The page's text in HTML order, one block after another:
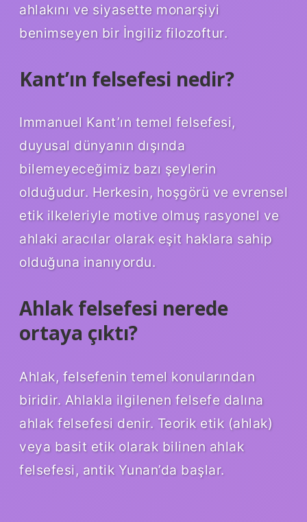
ahlakını ve siyasette monarşiyi
benimseyen bir İngiliz filozoftur.
Kant’ın felsefesi nedir?
Immanuel Kant’ın temel felsefesi,
duyusal dünyanın dışında
bilemeyeceğimiz bazı şeylerin
olduğudur. Herkesin, hoşgörü ve evrensel
etik ilkeleriyle motive olmuş rasyonel ve
ahlaki aracılar olarak eşit haklara sahip
olduğuna inanıyordu.
Ahlak felsefesi nerede
ortaya çıktı?
Ahlak, felsefenin temel konularından
biridir. Ahlakla ilgilenen felsefe dalına
ahlak felsefesi denir. Teorik etik (ahlak)
veya basit etik olarak bilinen ahlak
felsefesi, antik Yunan’da başlar.